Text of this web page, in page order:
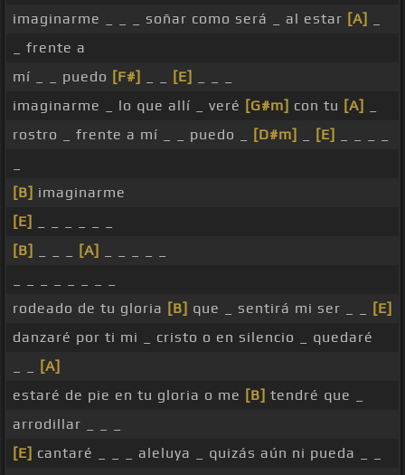
imaginarme _ _ _ soñar como será _ al estar [A]
_ frente a
mí _ _ puedo [F#] [E]
imaginarme _ lo que allí _ veré [G#m] con tu [A]
rostro _ frente a mí _ _ puedo _
[D#m] [E]
[B] imaginarme
[E]
[B]
[A]
rodeado de tu gloria [B] que _ sentirá mi ser _ _
[E]
danzaré por ti mi _ cristo o en silencio _ quedaré
[A]
estaré de pie en tu gloria o me [B] tendré que _
arrodillar _ _ _
[E] cantaré _ _ _ aleluya _ quizás aún ni pueda _ _